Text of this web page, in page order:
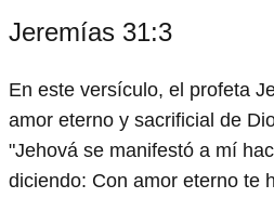
Jeremías 31:3
En este versículo, el profeta
amor eterno y sacrificial de
"Jehová se manifestó a mí
diciendo: Con amor eterno te